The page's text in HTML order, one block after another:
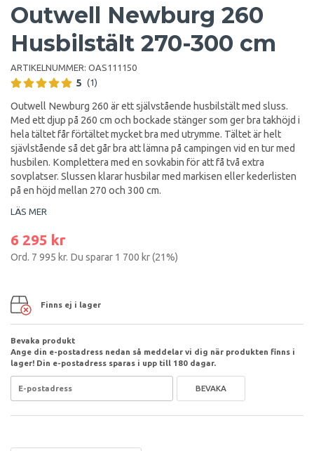
Outwell Newburg 260
Husbilstält 270-300 cm
ARTIKELNUMMER: OAS111150
5 (1)
Outwell Newburg 260 är ett självstående husbilstält med sluss.
Med ett djup på 260 cm och bockade stänger som ger bra takhöjd i
hela tältet får förtältet mycket bra med utrymme. Tältet är helt
sjävlstående så det går bra att lämna på campingen vid en tur med
husbilen. Komplettera med en sovkabin för att få två extra
sovplatser. Slussen klarar husbilar med markisen eller kederlisten
på en höjd mellan 270 och 300 cm.
LÄS MER
6 295 kr
Ord. 7 995 kr. Du sparar 1 700 kr(21%)
Finns ej i lager
Bevaka produkt
Ange din e-postadress nedan så meddelar vi dig när produkten finns i
lager! Din e-postadress sparas i upp till 180 dagar.
BEVAKA